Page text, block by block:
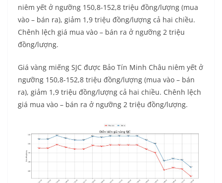
niêm yết ở ngưỡng 150,8-152,8 triệu đồng/lượng (mua
vào – bán ra), giảm 1,9 triệu đồng/lượng cả hai chiều.
Chênh lệch giá mua vào – bán ra ở ngưỡng 2 triệu
đồng/lượng.
Giá vàng miếng SJC được Bảo Tín Minh Châu niêm yết ở
ngưỡng 150,8-152,8 triệu đồng/lượng (mua vào – bán
ra), giảm 1,9 triệu đồng/lượng cả hai chiều. Chênh lệch
giá mua vào – bán ra ở ngưỡng 2 triệu đồng/lượng.